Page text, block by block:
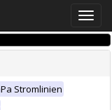
Toggle
Stromlinien